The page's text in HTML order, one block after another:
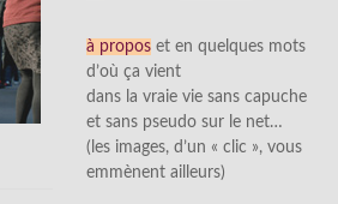
à propos et en quelques mots
d’où ça vient
dans la vraie vie sans capuche
et sans pseudo sur le net…
(les images, d’un « clic », vous
emmènent ailleurs)